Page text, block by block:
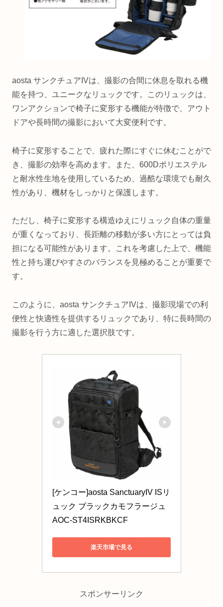
aosta サンクチュアIVは、撮影の合間に休息を取れる機
能を持つ、ユニークなリュックです。このリュックは、
ワンアクションで椅子に変形する機能が特徴で、アウト
ドアや長時間の撮影において大変便利です。
椅子に変形することで、疲れた際にすぐに休むことがで
き、撮影の効率を高めます。また、600Dポリエステル
と耐水性生地を使用しているため、過酷な環境でも耐久
性があり、機材をしっかりと保護します。
ただし、椅子に変形する構造ゆえにリュック自体の重量
が重くなっており、長距離の移動が多い方にとっては負
担になる可能性があります。これを考慮した上で、機能
性と持ち運びやすさのバランスを見極めることが重要で
す。
このように、aosta サンクチュアIVは、撮影現場での利
便性と快適性を提供するリュックであり、特に長時間の
撮影を行う方に適した選択肢です。
[ケンコー]aosta SanctuaryIV ISリ
ュック ブラックカモフラージュ
AOC-ST4ISRKBKCF
楽天市場で見る
スポンサーリンク